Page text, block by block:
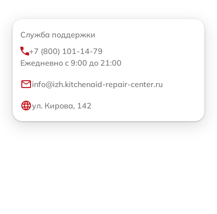
Служба поддержки
+7 (800) 101-14-79
Ежедневно с 9:00 до 21:00
info@izh.kitchenaid-repair-center.ru
ул. Кирова, 142